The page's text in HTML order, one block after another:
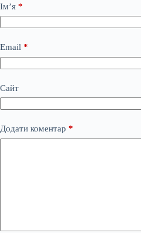
Ім’я *
Email *
Сайт
Додати коментар *